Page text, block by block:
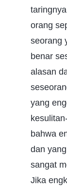
orang
seorang
benar
alasan
yang
bahwa
dan
sangat
Jika